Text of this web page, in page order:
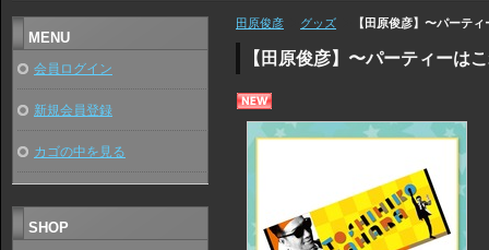
田原俊彦 グッズ 【田原俊彦】〜パーテ
【田原俊彦】〜パーティーは
MENU
会員ログイン
新規会員登録
カゴの中を見る
SHOP